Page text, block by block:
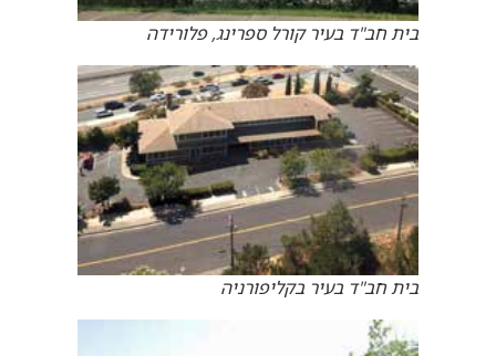
בית חב"ד בעיר קורל ספרינג, פלורידה
בית חב"ד בעיר בקליפורניה